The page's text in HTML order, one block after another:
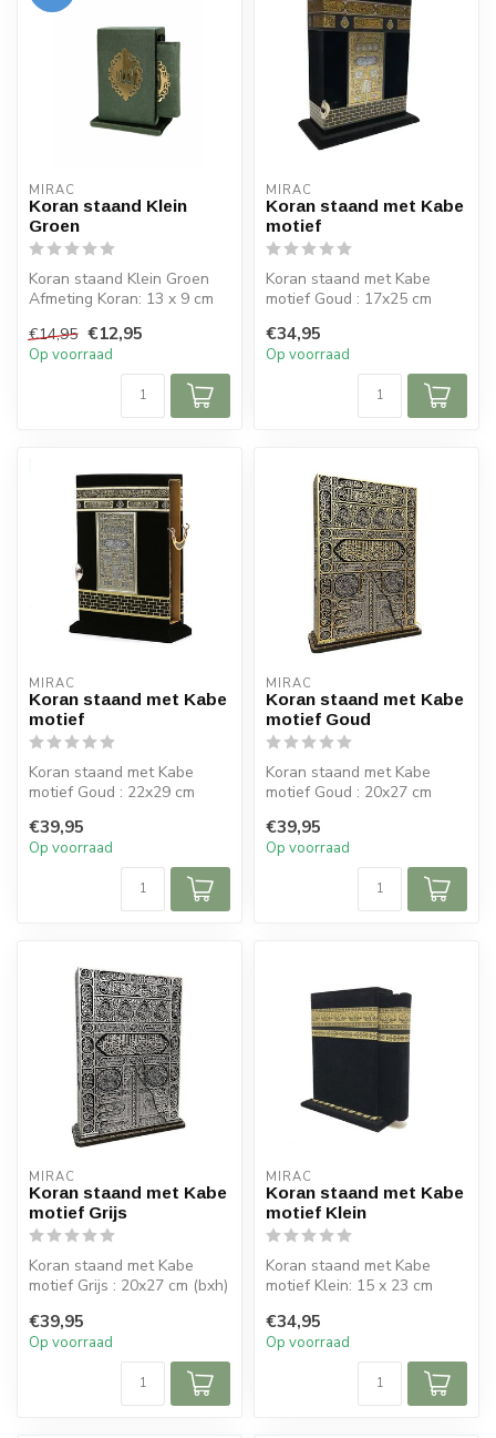
MIRAC
Koran staand Klein
Groen
Koran staand Klein Groen
Afmeting Koran: 13 x 9 cm
16,5...
€14,95 €12,95
Op voorraad
MIRAC
Koran staand met Kabe
motief
Koran staand met Kabe
motief Goud : 17x25 cm
€34,95
Op voorraad
MIRAC
Koran staand met Kabe
motief
Koran staand met Kabe
motief Goud : 22x29 cm
€39,95
Op voorraad
MIRAC
Koran staand met Kabe
motief Goud
Koran staand met Kabe
motief Goud : 20x27 cm
€39,95
Op voorraad
MIRAC
Koran staand met Kabe
motief Grijs
Koran staand met Kabe
motief Grijs : 20x27 cm (bxh)
€39,95
Op voorraad
MIRAC
Koran staand met Kabe
motief Klein
Koran staand met Kabe
motief Klein: 15 x 23 cm
€34,95
Op voorraad